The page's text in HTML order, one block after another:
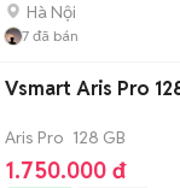
Hà Nội
7 đã bán
Vsmart Aris Pro
Aris Pro 128 GB
1.750.000 đ